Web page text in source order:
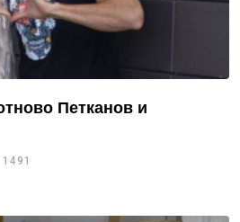
Петканов и
1491